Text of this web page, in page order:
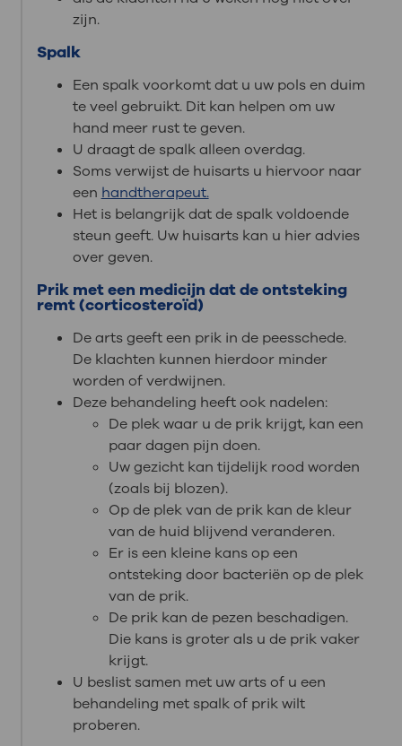
zijn.
Spalk
Een spalk voorkomt dat u uw pols en duim
te veel gebruikt. Dit kan helpen om uw
hand meer rust te geven.
U draagt de spalk alleen overdag.
Soms verwijst de huisarts u hiervoor naar
een handtherapeut.
Het is belangrijk dat de spalk voldoende
steun geeft. Uw huisarts kan u hier advies
over geven.
Prik met een medicijn dat de ontsteking
remt(corticosteroïd)
De arts geeft een prik in de peesschede.
De klachten kunnen hierdoor minder
worden of verdwijnen.
Deze behandeling heeft ook nadelen:
De plek waar u de prik krijgt, kan een
paar dagen pijn doen.
Uw gezicht kan tijdelijk rood worden
(zoals bij blozen).
Op de plek van de prik kan de kleur
van de huid blijvend veranderen.
Er is een kleine kans op een
ontsteking door bacteriën op de plek
van de prik.
De prik kan de pezen beschadigen.
Die kans is groter als u de prik vaker
krijgt.
U beslist samen met uw arts of u een
behandeling met spalk of prik wilt
proberen.